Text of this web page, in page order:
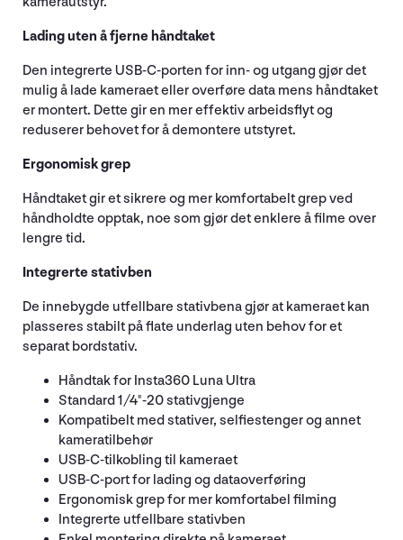
Lading uten å fjerne håndtaket
Den integrerte USB-C-porten for inn- og utgang gjør det
mulig å lade kameraet eller overføre data mens håndtaket
er montert. Dette gir en mer effektiv arbeidsflyt og
reduserer behovet for å demontere utstyret.
Ergonomisk grep
Håndtaket gir et sikrere og mer komfortabelt grep ved
håndholdte opptak, noe som gjør det enklere å filme over
lengre tid.
Integrerte stativben
De innebygde utfellbare stativbena gjør at kameraet kan
plasseres stabilt på flate underlag uten behov for et
separat bordstativ.
Håndtak for Insta360 Luna Ultra
Standard 1/4"-20 stativgjenge
Kompatibelt med stativer, selfiestenger og annet
kameratilbehør
USB-C-tilkobling til kameraet
USB-C-port for lading og dataoverføring
Ergonomisk grep for mer komfortabel filming
Integrerte utfellbare stativben